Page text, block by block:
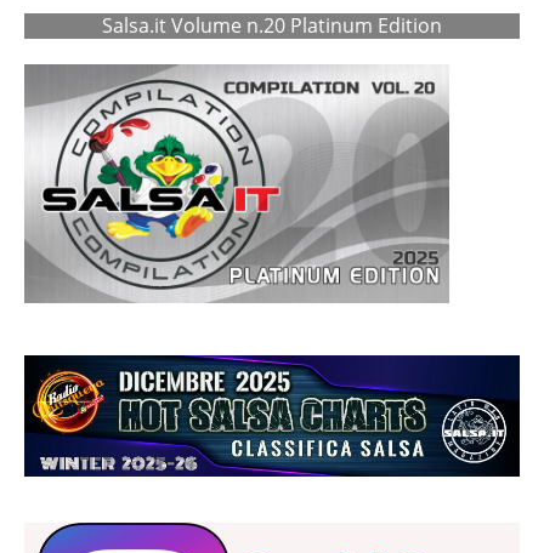
Salsa.it Volume n.20 Platinum Edition